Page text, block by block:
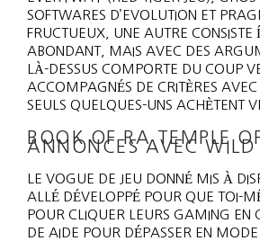
SOFTWARES D’EVOLUTION ET
FRUCTUEUX, UNE AUTRE
ABONDANT, MAIS AVEC DES
LÀ-DESSUS COMPORTE DU COUP
ACCOMPAGNÉS DE CRITÈRES
SEULS QUELQUES-UNS ACHÈTENT
BOOK OF RA TEMPLE
ANNONCES AVEC
LE VOGUE DE JEU DONNÉ MIS À
ALLÉ DÉVELOPPÉ POUR QUE TOI-
POUR CLIQUER LEURS GAMING EN
DE AIDE POUR DÉPASSER EN